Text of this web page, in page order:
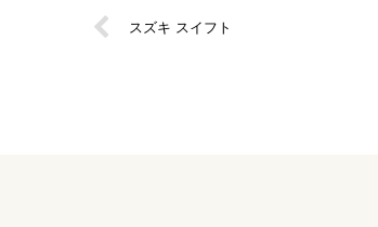
スズキ スイフト